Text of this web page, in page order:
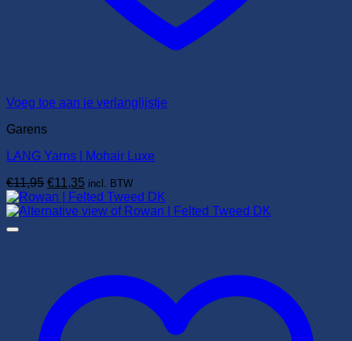
Voeg toe aan je verlanglijstje
Garens
LANG Yarns | Mohair Luxe
€11,95 Oorspronkelijke
prijs
was:
€11,35 Huidige
prijs
is:
incl. BTW